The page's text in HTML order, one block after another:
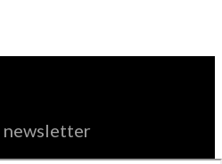
newsletter